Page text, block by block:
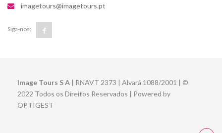
imagetours@imagetours.pt
Siga-nos:
Image Tours S A | RNAVT 2373 | Alvará 1088/2001 | ©
2022 Todos os Direitos Reservados | Powered by
OPTIGEST